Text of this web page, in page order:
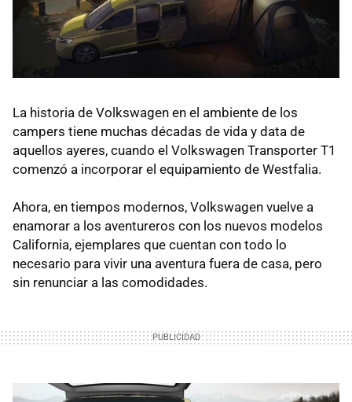
La historia de Volkswagen en el ambiente de los
campers tiene muchas décadas de vida y data de
aquellos ayeres, cuando el Volkswagen Transporter T1
comenzó a incorporar el equipamiento de Westfalia.
Ahora, en tiempos modernos, Volkswagen vuelve a
enamorar a los aventureros con los nuevos modelos
California, ejemplares que cuentan con todo lo
necesario para vivir una aventura fuera de casa, pero
sin renunciar a las comodidades.